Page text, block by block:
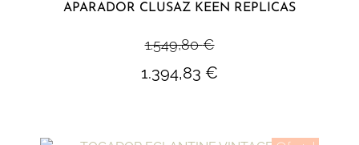
APARADOR CLUSAZ KEEN REPLICAS
1.549,80€
1.394,83 €